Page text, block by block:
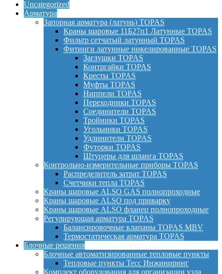
Uncategorized
Арматура
Запорная арматура (латунь) TOPAS
Краны шаровые 11Б27п1 Латунные TOPAS
Фильтр сетчатый латунный TOPAS
Фитинги латунные никелированные TOPAS
Заглушки TOPAS
Контргайки TOPAS
Кресты TOPAS
Муфты TOPAS
Ниппели TOPAS
Переходники TOPAS
Соединители TOPAS
Тройники TOPAS
Угольники TOPAS
Удлинители TOPAS
Футорки TOPAS
Штуцеры для шланга TOPAS
Контрольно-измерительные приборы TOPAS
Распределитель затрат TOPAS
Счетчики тепла TOPAS
Краны шаровые ALSO GAS полнопроходные
Краны шаровые ALSO под приварку
Краны шаровые ALSO фланец полнопроходные
Регулирующая арматура TOPAS
Балансировочные клапаны TOPAS MBV
Термостатическая арматура TOPAS
Блочные решения
Блочные автоматизированные тепловые пункты
Тепловые пункты Тесс Инжиниринг
Комплект оборудования для организации узла